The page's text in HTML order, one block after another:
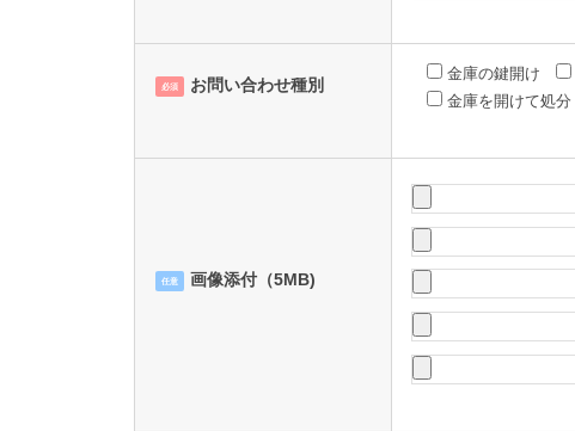
必須 お問い合わせ種別
金庫の鍵開け
金庫を開けて処分
任意 画像添付（5MB)